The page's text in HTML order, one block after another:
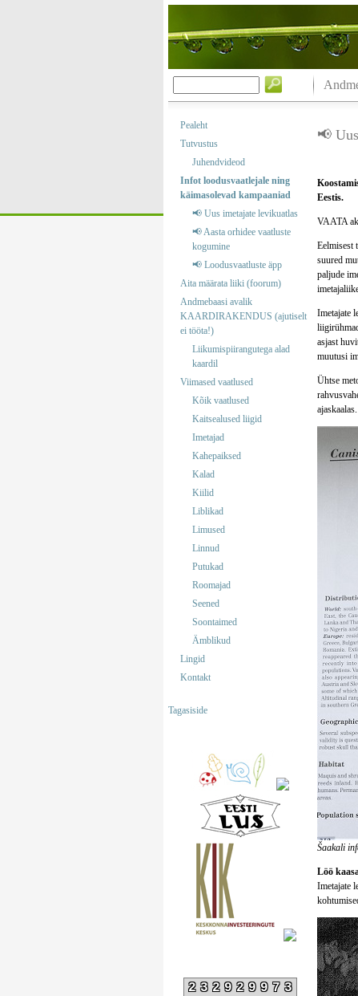
Pealeht
Tutvustus
Juhendvideod
Infot loodusvaatlejale ning
käimasolevad kampaaniad
📢 Uus imetajate levikuatlas
📢 Aasta orhidee vaatluste
kogumine
📢 Loodusvaatluste äpp
Aita määrata liiki (foorum)
Andmebaasi avalik
KAARDIRAKENDUS (ajutiselt
ei tööta!)
Liikumispiirangutega alad
kaardil
Viimased vaatlused
Kõik vaatlused
Kaitsealused liigid
Imetajad
Kahepaiksed
Kalad
Kiilid
Liblikad
Limused
Linnud
Putukad
Roomajad
Seened
Soontaimed
Ämblikud
Lingid
Kontakt
Tagasiside
232929973
📢
Eestis.
VAATA
Eelmisest
suured
paljude
Imetajate
asjast
muutusi
Ühtse
Šaakali
Löö
Imetajate